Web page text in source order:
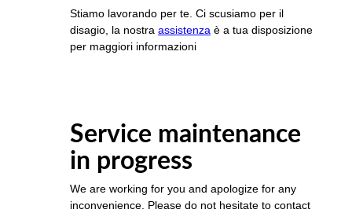
Stiamo lavorando per te. Ci scusiamo per il
disagio, la nostra assistenza è a tua disposizione
per maggiori informazioni
Service maintenance
in progress
We are working for you and apologize for any
inconvenience. Please do not hesitate to contact